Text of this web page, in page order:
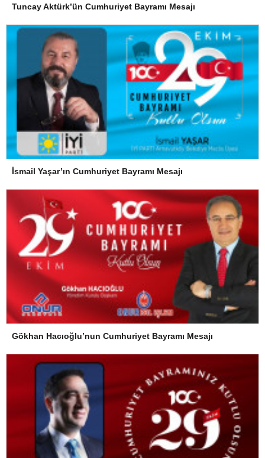
Tuncay Aktürk’ün Cumhuriyet Bayramı Mesajı
İsmail Yaşar’ın Cumhuriyet Bayramı Mesajı
Gökhan Hacıoğlu’nun Cumhuriyet Bayramı Mesajı